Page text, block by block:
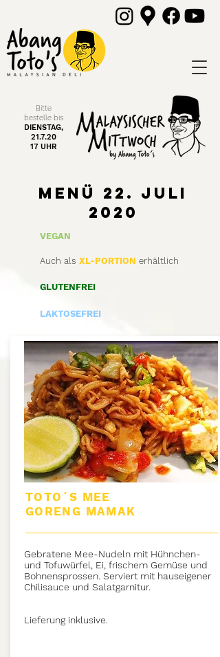
Bitte
bestelle bis
DIENSTAG,
21.7.20
17 UHR
Menü 22. JuLi
2020
VEGAN
Auch als XL-PORTION erhältlich
GLUTENFREI
LAKTOSEFREI
TOTO´S MEE
GORENG MAMAK
Gebratene Mee-Nudeln mit Hühnchen-
und Tofuwürfel, Ei, frischem Gemüse und
Bohnensprossen. Serviert mit hauseigener
Chilisauce und Salatgarnitur.
Lieferung inklusive.